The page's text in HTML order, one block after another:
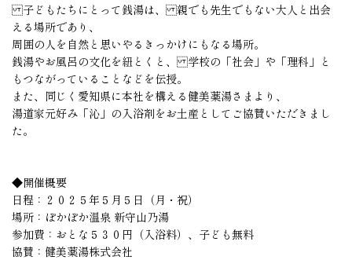
子どもたちにとって銭湯は、 親でも先生でもない大人と出会
える場所であり、
周囲の人を自然と思いやるきっかけにもなる場所。
銭湯やお風呂の文化を紐とくと、 学校の「社会」や「理科」と
もつながっていることなどを伝授。
また、同じく愛知県に本社を構える健美薬湯さまより、
湯道家元好み「沁」の入浴剤をお土産としてご協賛いただきまし
た。
◆開催概要
日程：２０２５年５月５日（月・祝）
場所：ぽかぽか温泉 新守山乃湯
参加費：おとな５３０円（入浴料）、子ども無料
協賛：健美薬湯株式会社